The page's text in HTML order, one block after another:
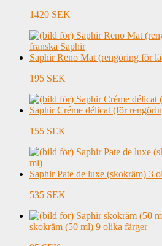
1420 SEK
Saphir Reno Mat (rengöring för
195 SEK
Saphir Créme délicat (för
155 SEK
Saphir Pate de luxe (skokräm) 3
535 SEK
skokräm (50 ml) 9 olika färger